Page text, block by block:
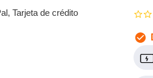
Tarjeta de crédito